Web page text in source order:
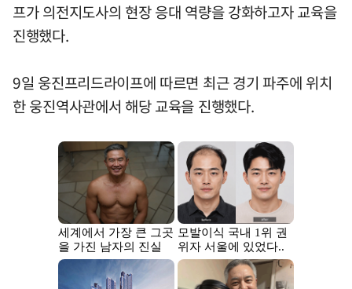
프가 의전지도사의 현장 응대 역량을 강화하고자 교육을
진행했다.
9일 웅진프리드라이프에 따르면 최근 경기 파주에 위치
한 웅진역사관에서 해당 교육을 진행했다.